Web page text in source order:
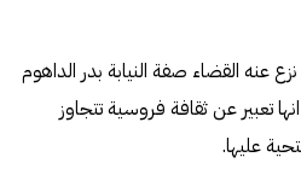
عنه القضاء صفة النيابة بدر الداهوم
تعبير عن ثقافة فروسية تتجاوز
عليها.